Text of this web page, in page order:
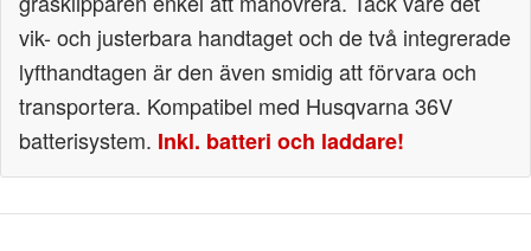
vik- och justerbara handtaget och de två integrerade
lyfthandtagen är den även smidig att förvara och
transportera. Kompatibel med Husqvarna 36V
batterisystem. Inkl. batteri och laddare!